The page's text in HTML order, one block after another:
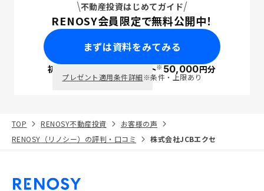
不動産投資はじめてガイド
RENOSY会員限定で無料公開中！
まずは資料をみてみる
初回面談で ポイント※50,000円分
プレゼント適用条件詳細※条件・上限あり
TOP RENOSY不動産投資
お客様の声
RENOSY（リノシー）の評判・口コミ
株式会社JCBエクセ